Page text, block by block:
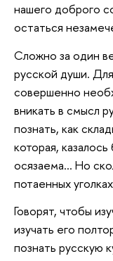
нашего доброго
остаться
Сложно за один
русской души.
совершенно
вникать в смысл
познать, как
которая,
осязаема… Но
потаенных
Говорят, чтобы
изучать его
познать русскую